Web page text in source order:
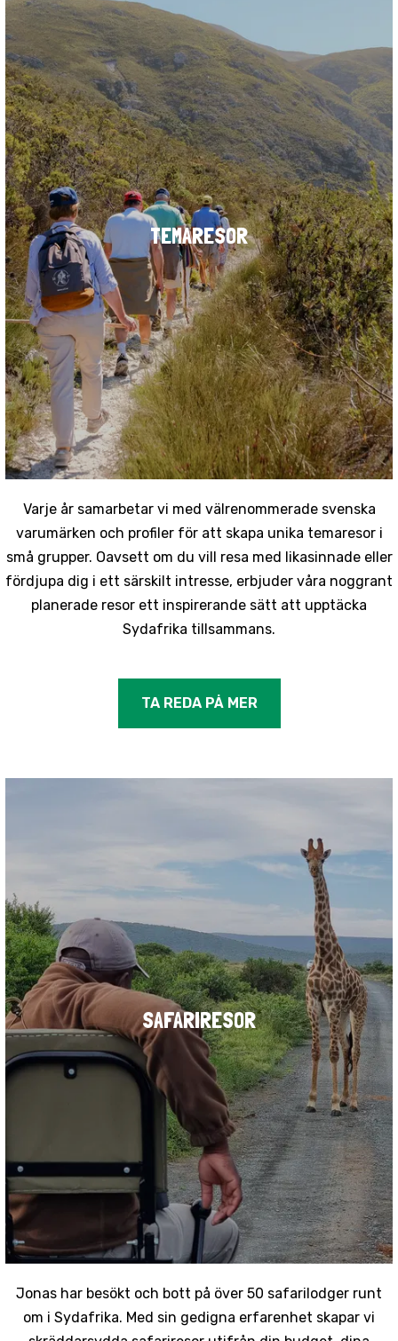
TEMARESOR
Varje år samarbetar vi med välrenommerade svenska
varumärken och profiler för att skapa unika temaresor i
små grupper. Oavsett om du vill resa med likasinnade eller
fördjupa dig i ett särskilt intresse, erbjuder våra noggrant
planerade resor ett inspirerande sätt att upptäcka
Sydafrika tillsammans.
TA REDA PÅ MER
SAFARIRESOR
Jonas har besökt och bott på över 50 safarilodger runt
om i Sydafrika. Med sin gedigna erfarenhet skapar vi